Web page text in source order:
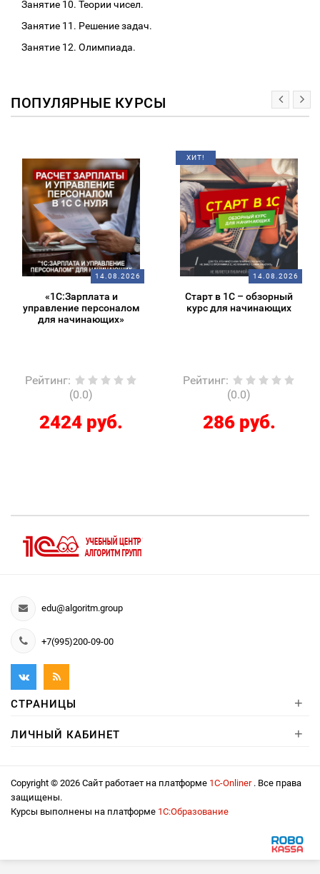
Занятие 10. Теории чисел.
Занятие 11. Решение задач.
Занятие 12. Олимпиада.
ПОПУЛЯРНЫЕ КУРСЫ
14.08.2026
«1С:Зарплата и
управление персоналом
для начинающих»
Рейтинг:
(0.0)
2424 руб.
ХИТ!
14.08.2026
Старт в 1С – обзорный
курс для начинающих
Рейтинг:
(0.0)
286 руб.
edu@algoritm.group
+7(995)200-09-00
СТРАНИЦЫ +
ЛИЧНЫЙ КАБИНЕТ +
Copyright © 2026 Сайт работает на платформе 1С-Onliner . Все права
защищены.
Курсы выполнены на платформе 1С:Образование